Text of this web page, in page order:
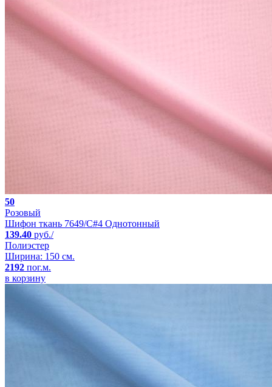
50
Розовый
Шифон ткань 7649/C#4 Однотонный
139.40 руб./
Полиэстер
Ширина: 150 см.
2192 пог.м.
в корзину